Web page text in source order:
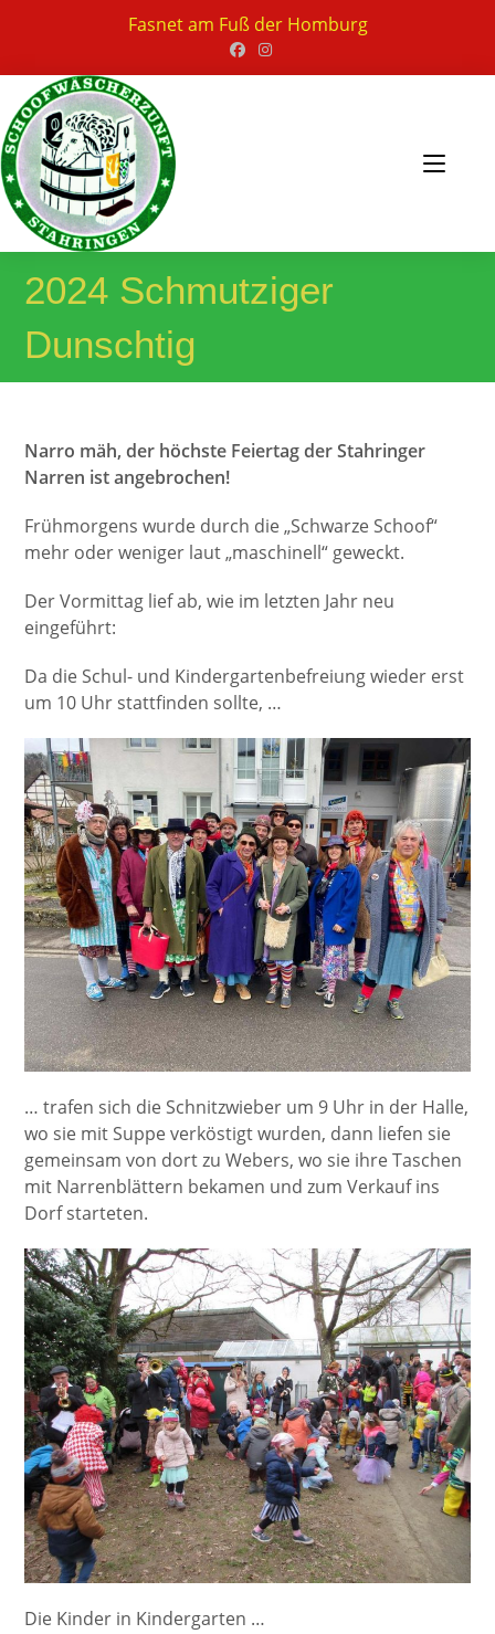
Fasnet am Fuß der Homburg
2024 Schmutziger
Dunschtig
Narro mäh, der höchste Feiertag der Stahringer
Narren ist angebrochen!
Frühmorgens wurde durch die „Schwarze Schoof“
mehr oder weniger laut „maschinell“ geweckt.
Der Vormittag lief ab, wie im letzten Jahr neu
eingeführt:
Da die Schul- und Kindergartenbefreiung wieder erst
um 10 Uhr stattfinden sollte, …
… trafen sich die Schnitzwieber um 9 Uhr in der Halle,
wo sie mit Suppe verköstigt wurden, dann liefen sie
gemeinsam von dort zu Webers, wo sie ihre Taschen
mit Narrenblättern bekamen und zum Verkauf ins
Dorf starteten.
Die Kinder in Kindergarten …